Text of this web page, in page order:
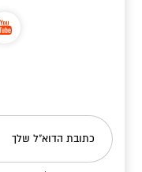
כתובת הדוא"ל שלך